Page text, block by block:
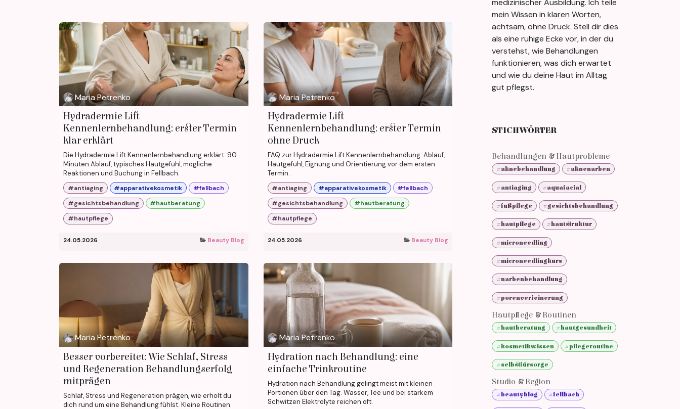
Maria Petrenko
Hydradermie Lift
Kennenlernbehandlung: erster Termin
klar erklärt
Die Hydradermie Lift Kennenlernbehandlung erklärt: 90
Minuten Ablauf, typisches Hautgefühl, mögliche
Reaktionen und Buchung in Fellbach.
#antiaging #apparativekosmetik
#fellbach
#gesichtsbehandlung
#hautberatung
#hautpflege
24.05.2026 Beauty Blog
Maria Petrenko
Hydradermie Lift
Kennenlernbehandlung: erster Termin
ohne Druck
FAQ zur Hydradermie Lift Kennenlernbehandlung: Ablauf,
Hautgefühl, Eignung und Orientierung vor dem ersten
Termin.
#antiaging #apparativekosmetik
#fellbach
#gesichtsbehandlung
#hautberatung
#hautpflege
24.05.2026 Beauty Blog
Maria Petrenko
Besser vorbereitet: Wie Schlaf, Stress
und Regeneration Behandlungserfolg
mitprägen
Schlaf, Stress und Regeneration prägen, wie erholt du
dich rund um eine Behandlung fühlst. Kleine Routinen
Maria Petrenko
Hydration nach Behandlung: eine
einfache Trinkroutine
Hydration nach Behandlung gelingt meist mit kleinen
Portionen über den Tag. Wasser, Tee und bei starkem
Schwitzen Elektrolyte reichen oft.
medizinischer Ausbildung. Ich teile
mein Wissen in klaren Worten,
achtsam, ohne Druck. Stell dir dies
als eine ruhige Ecke vor, in der du
verstehst, wie Behandlungen
funktionieren, was dich erwartet
und wie du deine Haut im Alltag
gut pflegst.
STICHWÖRTER
Behandlungen & Hautprobleme
#aknebehandlung #aknenarben
#antiaging #aquafacial
#fußpflege #gesichtsbehandlung
#hautpflege #hautstruktur
#microneedling
#microneedlingkurs
#narbenbehandlung
#porenverfeinerung
Hautpflege & Routinen
#hautberatung #hautgesundheit
#kosmetikwissen #pflegeroutine
#selbstfürsorge
Studio & Region
#beautyblog #fellbach